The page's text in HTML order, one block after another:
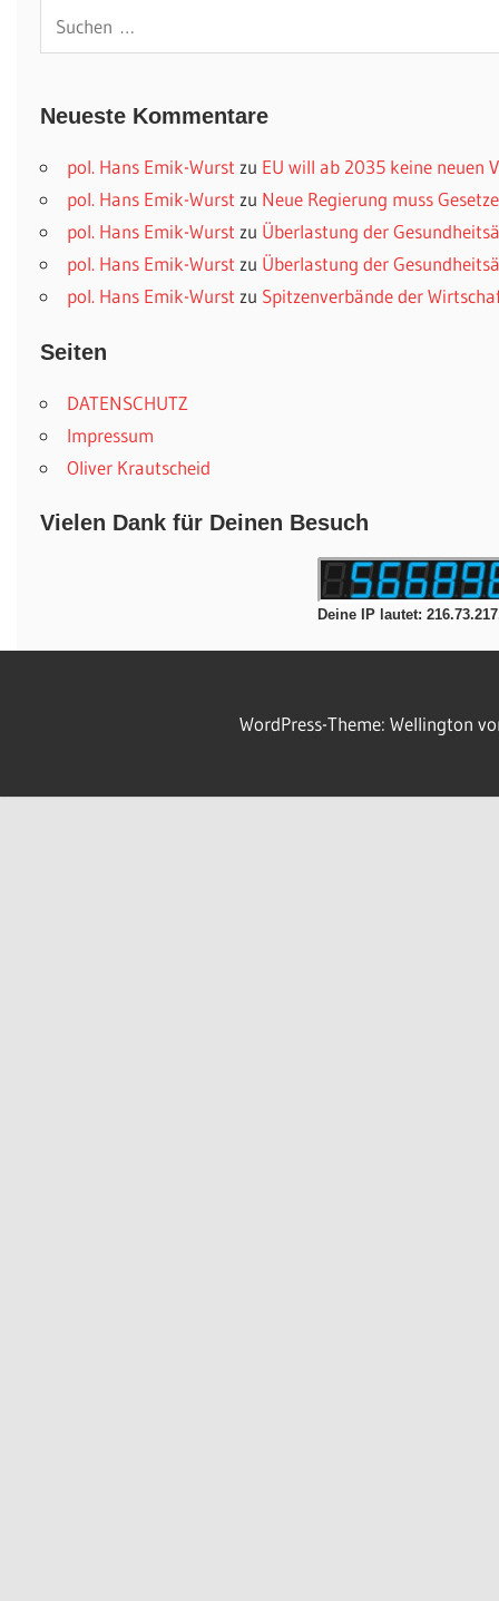
Suchen
nach:
Neueste Kommentare
pol. Hans Emik-Wurst zu EU will ab 2035 keine neuen
pol. Hans Emik-Wurst zu Neue Regierung muss
pol. Hans Emik-Wurst zu Überlastung der
pol. Hans Emik-Wurst zu Überlastung der
pol. Hans Emik-Wurst zu Spitzenverbände der
Seiten
DATENSCHUTZ
Impressum
Oliver Krautscheid
Vielen Dank für Deinen Besuch
Deine IP lautet:
WordPress-Theme: Wellington